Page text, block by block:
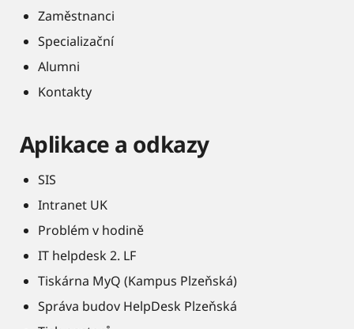
Zaměstnanci
Specializační
Alumni
Kontakty
Aplikace a odkazy
SIS
Intranet UK
Problém v hodině
IT helpdesk 2. LF
Tiskárna MyQ (Kampus Plzeňská)
Správa budov HelpDesk Plzeňská